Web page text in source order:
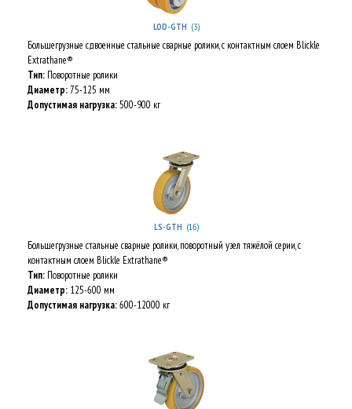
LOD-GTH (3)
Большегрузные сдвоенные стальные сварные ролики, с контактным слоем Blickle
Extrathane®
Тип: Поворотные ролики
Диаметр:75-125 мм
Допустимая нагрузка:500-900 кг
LS-GTH (16)
Большегрузные стальные сварные ролики, поворотный узел тяжёлой серии, с
контактным слоем Blickle Extrathane®
Тип: Поворотные ролики
Диаметр: 125-600 мм
Допустимая нагрузка:600-12000 кг